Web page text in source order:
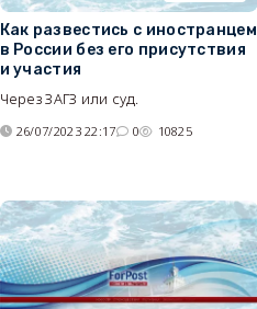
Как развестись с иностранцем
в России без его присутствия
и участия
Через ЗАГЗ или суд.
26/07/2023 22:17 0 10825